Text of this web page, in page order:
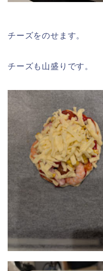
チーズをのせます。
チーズも山盛りです。